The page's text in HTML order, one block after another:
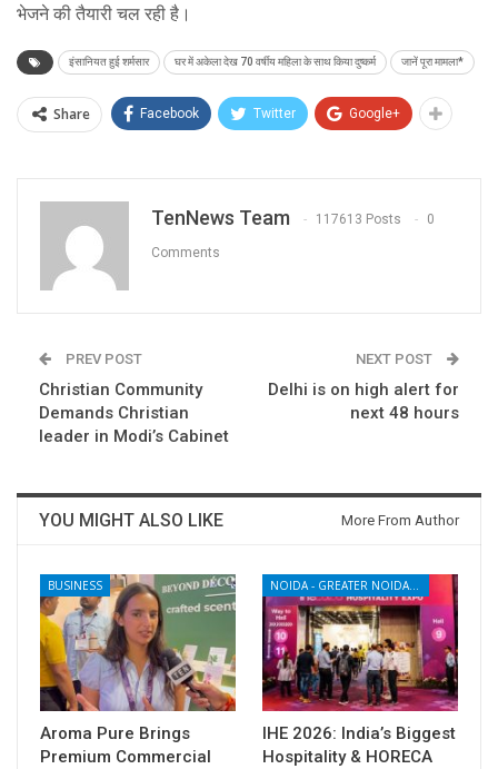
भेजने की तैयारी चल रही है।
इंसानियत हुई शर्मसार घर में अकेला देख 70 वर्षीय महिला के साथ किया दुष्कर्म जानें पूरा मामला*
Share Facebook Twitter Google+
TenNews Team 117613 Posts 0
Comments
PREV POST
Christian Community
Demands Christian
leader in Modi’s Cabinet
NEXT POST
Delhi is on high alert for
next 48 hours
YOU MIGHT ALSO LIKE More From Author
BUSINESS
Aroma Pure Brings
Premium Commercial
NOIDA - GREATER NOIDA - YAMUNA EXPRESSWAY
IHE 2026: India’s Biggest
Hospitality & HORECA